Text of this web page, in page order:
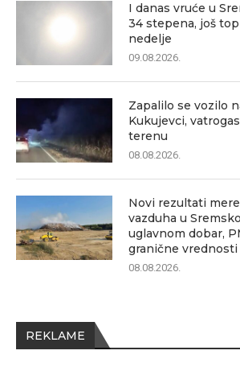
I danas vruće u
34 stepena, još
nedelje
09.08.2026.
Zapalilo se vozilo
Kukujevci,
terenu
08.08.2026.
Novi rezultati
vazduha u
uglavnom dobar,
granične vrednosti
08.08.2026.
REKLAME